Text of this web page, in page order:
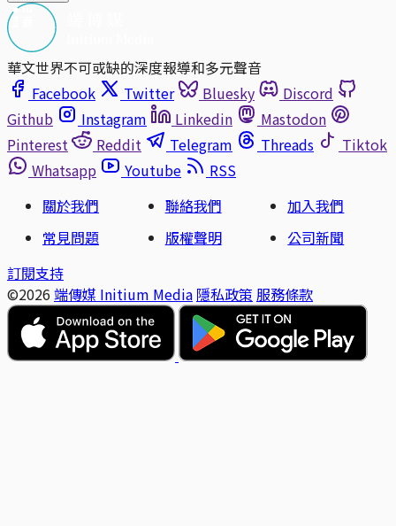
華文世界不可或缺的深度報導和多元聲音
Facebook
Twitter Bluesky
Discord
Github
Instagram Linkedin
Mastodon
Pinterest
Reddit Telegram Threads
Tiktok
Whatsapp
Youtube
RSS
關於我們
聯絡我們
加入我們
常見問題
版權聲明
公司新聞
訂閱支持
©2026 端傳媒 Initium Media 隱私政策 服務條款